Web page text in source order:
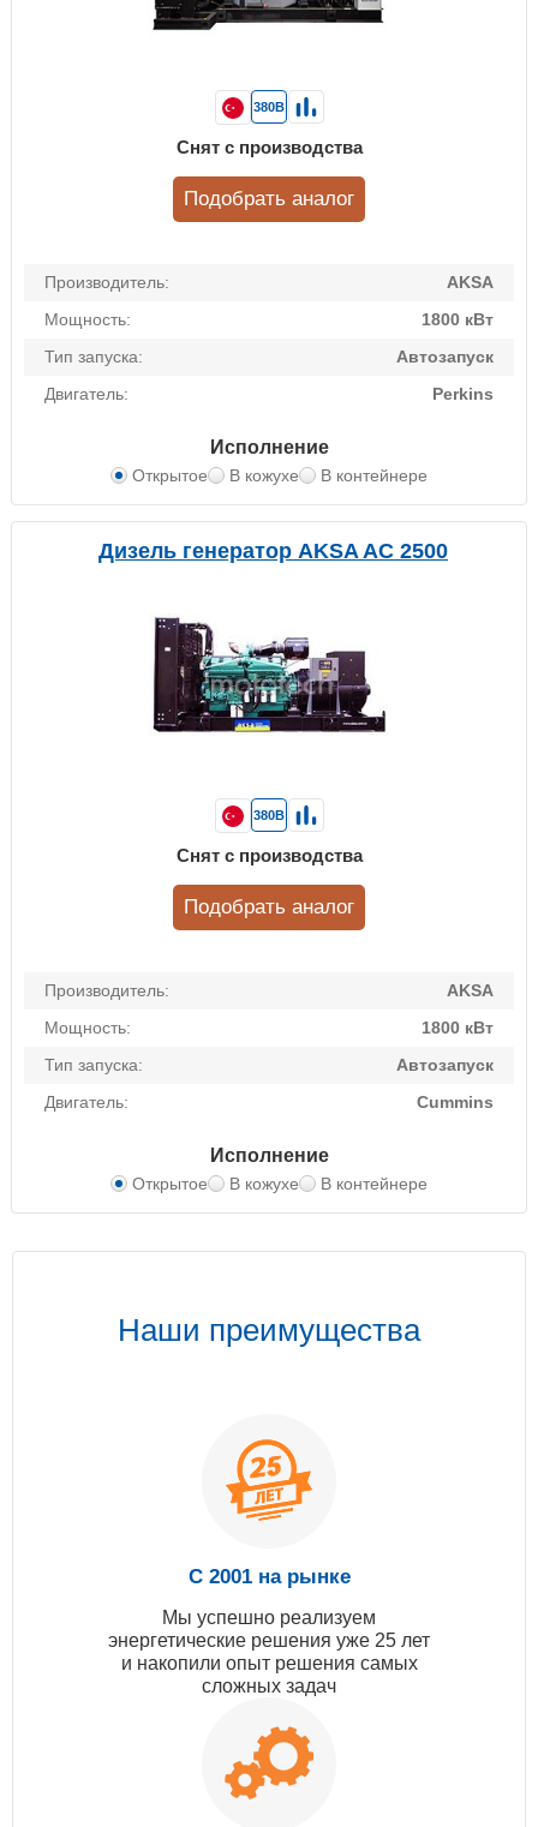
Производитель:
AKSA
Мощность:
1800 кВт
Тип запуска:
Автозапуск
Двигатель:
Perkins
Исполнение
Открытое В кожухе В контейнере
380В
Снят с производства
Подобрать аналог
Дизель генератор AKSA AC 2500
Производитель:
AKSA
Мощность:
1800 кВт
Тип запуска:
Автозапуск
Двигатель:
Cummins
Исполнение
Открытое В кожухе В контейнере
380В
Снят с производства
Подобрать аналог
Наши преимущества
С 2001 на рынке
Мы успешно реализуем
энергетические решения уже 25 лет
и накопили опыт решения самых
сложных задач